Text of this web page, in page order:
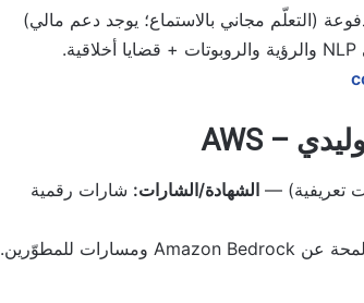
(التعلّم مجاني بالاستماع؛ يوجد دعم مالي)
الشهادة/الشارات: شارات رقمية